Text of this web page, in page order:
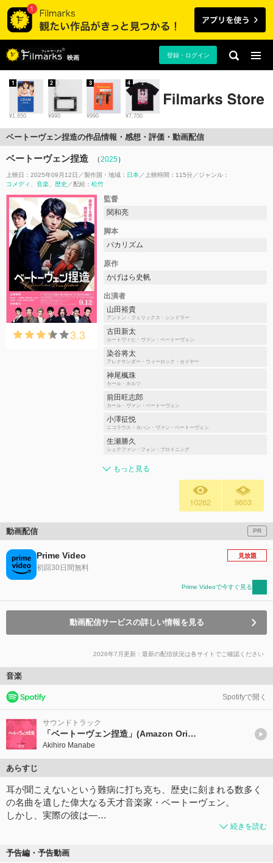
映画 登録・ログイン
¥1,650
1
¥990
2
¥990
3
¥7,700
4
ベートーヴェン捏造の作品情報・感想・評価・動画配信
ベートーヴェン捏造 （2025）
上映日：2025年09月12日 製作国・地域： 日本 上映時間：115分
ジャンル：
コメディ
音楽 歴史 配給： 松竹
3.3
監督
関和亮
脚本
バカリズム
原作
かげはら史帆
出演者
山田裕貴
アントン・フェリックス・シンドラー
古田新太
ルートヴィヒ・ヴァン・ベートーヴェン
染谷将太
アレクサンダー・ウィーロック・セイヤー
神尾楓珠
カール・ホルツ
前田旺志郎
カール・ヴァン・ベートーヴェン
小澤征悦
ニコラウス・ヨハン・ヴァン・ベートーヴェン
生瀬勝久
シュテファン・フォン・ブロイニング
もっと見る
10262 9603
動画配信 PR
Prime Video
初回30日間無料
見放題
Prime Videoで今すぐ見る
動画配信サービスの詳しい情報を見る
2026年7月更新：最新の配信状況は各サイトでご確認ください
音楽
Spotifyで開く
サウンドトラック
「ベートーヴェン捏造」(Amazon Original Motion Picture Soundtrack)
Akihiro Manabe
あらすじ
⽿が聞こえないという難病に打ち克ち、歴史に刻まれる数多く
の名曲を遺した偉⼤なる天才⾳楽家・ベートーヴェン。
しかし、実際の彼は―…
続きを読む
予告編・予告動画